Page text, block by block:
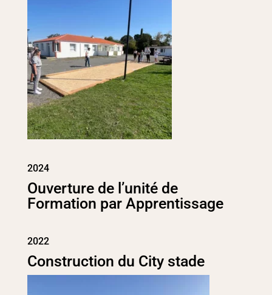
2024
Ouverture de l’unité de
Formation par Apprentissage
2022
Construction du City stade